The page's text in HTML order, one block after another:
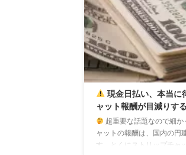
現金日払い、本当に
ャット報酬が目減りす
超重要な話題なので細
ャットの報酬は、国内の円
す。とくにストリップチャ